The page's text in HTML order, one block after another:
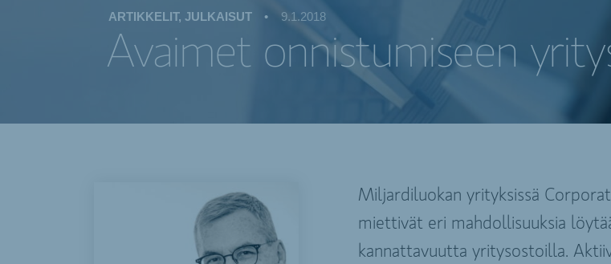
ARTIKKELIT, JULKAISUT • 9.1.2018
Avaimet onnistumiseen
Miljardiluokan yrityksissä
miettivät eri mahdollisuuksia
kannattavuutta yritysostoilla.